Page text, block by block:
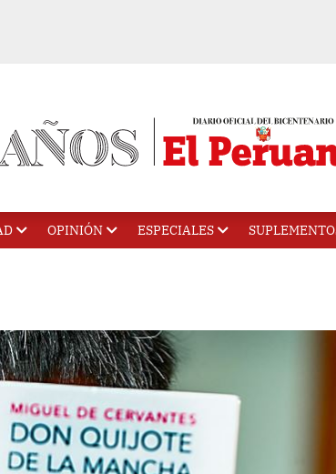
OPINIÓN ESPECIALES